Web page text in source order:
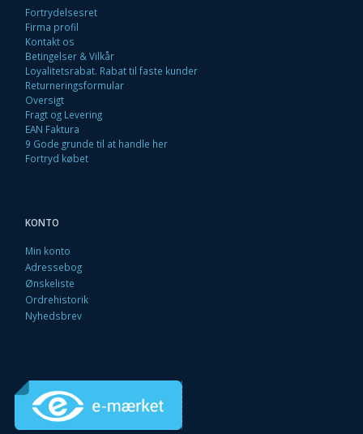
Fortrydelsesret
Firma profil
Kontakt os
Betingelser & Vilkår
Loyalitetsrabat. Rabat til faste kunder
Returneringsformular
Oversigt
Fragt og Levering
EAN Faktura
9 Gode grunde til at handle her
Fortryd købet
KONTO
Min konto
Adressebog
Ønskeliste
Ordrehistorik
Nyhedsbrev